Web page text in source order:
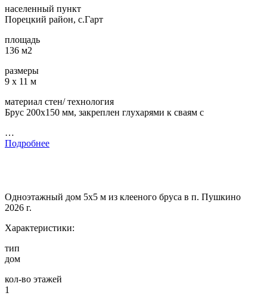
населенный пункт
Порецкий район, с.Гарт
площадь
136 м2
размеры
9 х 11 м
материал стен/ технология
Брус 200х150 мм, закреплен глухарями к сваям с
…
Подробнее
Одноэтажный дом 5х5 м из клееного бруса в п. Пушкино
2026 г.
Характеристики:
тип
дом
кол-во этажей
1